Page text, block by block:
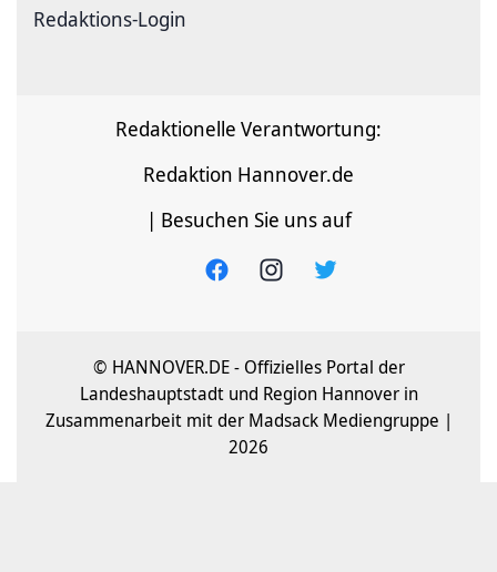
Redaktions-Login
Redaktionelle Verantwortung:
Redaktion Hannover.de
| Besuchen Sie uns auf
© HANNOVER.DE - Offizielles Portal der
Landeshauptstadt und Region Hannover in
Zusammenarbeit mit der Madsack Mediengruppe |
2026